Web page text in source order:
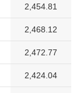
2,454.81
2,468.12
2,472.77
2,424.04